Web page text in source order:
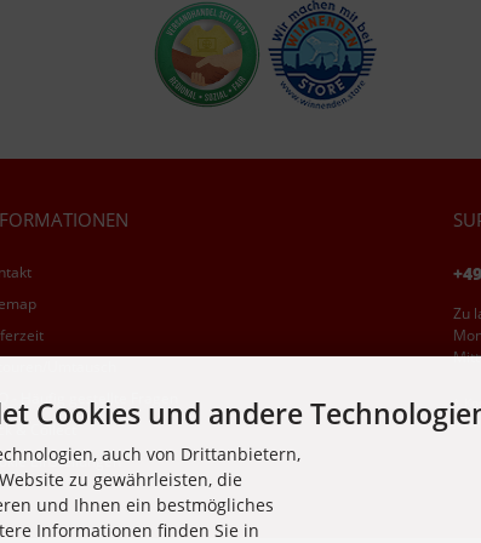
- Häufig gestellte Fragen
& Collect
Einstellungen
Zu
*
Cookies und andere
auch von Drittanbietern,
zu gewährleisten, die
und Ihnen ein bestmögliches
Informationen finden Sie in